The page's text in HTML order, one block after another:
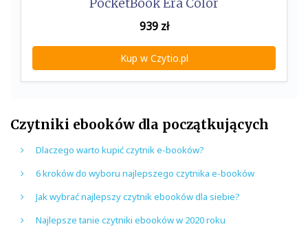
PocketBook Era Color
939zł
Kup w Czytio.pl
Czytniki ebooków dla początkujących
Dlaczego warto kupić czytnik e-booków?
6 kroków do wyboru najlepszego czytnika e-booków
Jak wybrać najlepszy czytnik ebooków dla siebie?
Najlepsze tanie czytniki ebooków w 2020 roku